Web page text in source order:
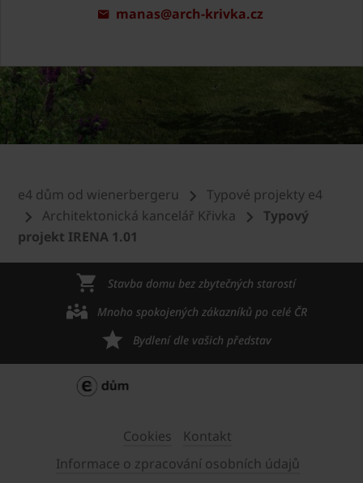
manas@arch-krivka.cz
e4 dům od wienerbergeru
Typové projekty e4
Architektonická kancelář Křivka
Typový
projekt IRENA 1.01
Stavba domu bez zbytečných starostí
Mnoho spokojených zákazníků po celé ČR
Bydlení dle vašich představ
Cookies
Kontakt
Informace o zpracování osobních údajů